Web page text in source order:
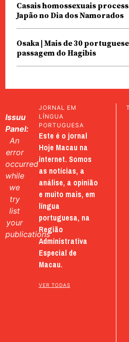
Casais homossexuais
Japão no Dia dos Namorados
Osaka | Mais de 30
passagem do Hagibis
Issuu
Panel:
An
error
occurred
while
we
try
list
your
publications
JORNAL EM
LÍNGUA
PORTUGUESA
Este é o jornal
Hoje Macau na
internet. Somos
as notícias, a
análise, a opinião
e muito mais, em
língua
portuguesa, na
Região
Administrativa
Especial de
Macau.
VER TODAS